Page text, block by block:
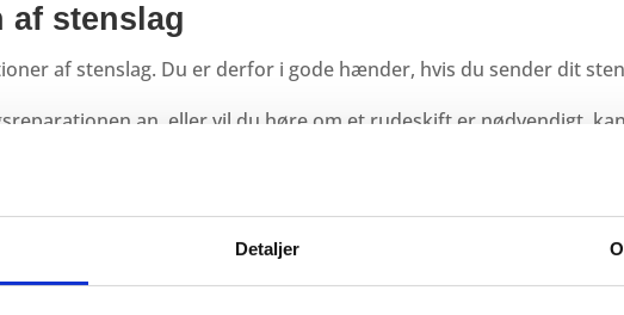
Detaljer
af stenslag
af stenslag. Du er derfor i gode hænder, hvis du sender dit
an, eller vil du høre om et rudeskift er nødvendigt,
tlf.
til at kigge forbi vores